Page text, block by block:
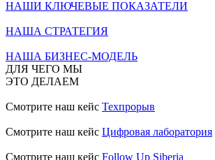
НАШИ КЛЮЧЕВЫЕ ПОКАЗАТЕЛИ
НАША СТРАТЕГИЯ
НАША БИЗНЕС-МОДЕЛЬ
ДЛЯ ЧЕГО МЫ
ЭТО ДЕЛАЕМ
Смотрите наш кейс Техпрорыв
Смотрите наш кейс Цифровая лаборатория
Смотрите наш кейс Follow Up Siberia